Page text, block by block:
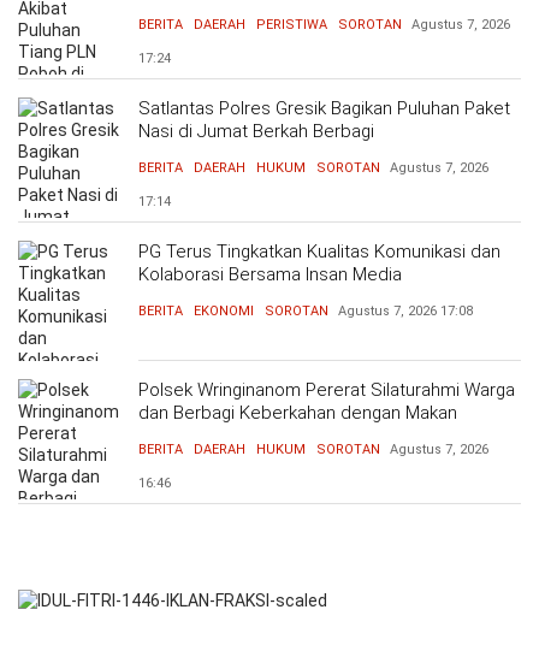
BERITA DAERAH PERISTIWA SOROTAN Agustus 7, 2026
17:24
Satlantas Polres Gresik Bagikan Puluhan Paket
Nasi di Jumat Berkah Berbagi
BERITA DAERAH HUKUM SOROTAN Agustus 7, 2026
17:14
PG Terus Tingkatkan Kualitas Komunikasi dan
Kolaborasi Bersama Insan Media
BERITA EKONOMI SOROTAN Agustus 7, 2026 17:08
Polsek Wringinanom Pererat Silaturahmi Warga
dan Berbagi Keberkahan dengan Makan
BERITA DAERAH HUKUM SOROTAN Agustus 7, 2026
16:46